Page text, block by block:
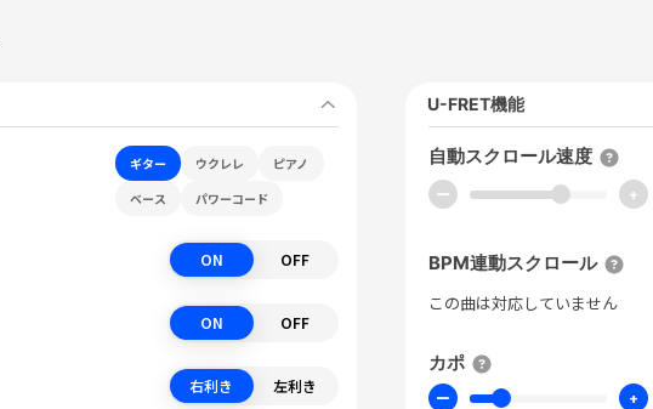
ギター ウクレレ
ピアノ
ベース
パワーコード
ON OFF
ON OFF
右利き 左利き
U-FRET機能
自動スクロール速度
ー +
BPM連動スクロール
この曲は対応していません
カポ
ー +